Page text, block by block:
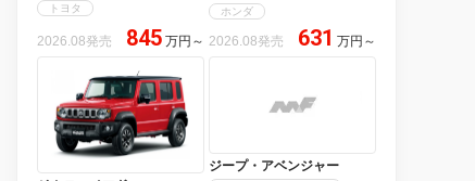
トヨタ
2026.08発売 845 万円 ～
ホンダ
2026.08発売 631 万円 ～
ジープ・アベンジャー